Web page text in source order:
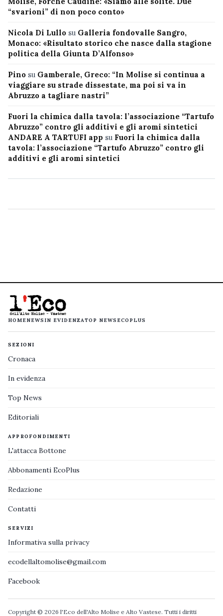
“svarioni” di non poco conto»
Nicola Di Lullo su Galleria fondovalle Sangro,
Monaco: «Risultato storico che nasce dalla stagione
politica della Giunta D’Alfonso»
Pino su Gamberale, Greco: “In Molise si continua a
viaggiare su strade dissestate, ma poi si va in
Abruzzo a tagliare nastri”
Fuori la chimica dalla tavola: l’associazione “Tartufo
Abruzzo” contro gli additivi e gli aromi sintetici
ANDARE A TARTUFI app su Fuori la chimica dalla
tavola: l’associazione “Tartufo Abruzzo” contro gli
additivi e gli aromi sintetici
HOMENEWS IN EVIDENZATOP NEWS ECOPLUS
SEZIONI
Cronaca
In evidenza
Top News
Editoriali
APPROFONDIMENTI
L'attacca Bottone
Abbonamenti EcoPlus
Redazione
Contatti
SERVIZI
Informativa sulla privacy
ecodellaltomolise@gmail.com
Facebook
Copyright © 2026 l'Eco dell'Alto Molise e Alto Vastese. Tutti i diritti